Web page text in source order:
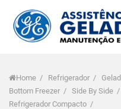
Home / Refrigerador /
Bottom Freezer / Side By Side /
Refrigerador Compacto /